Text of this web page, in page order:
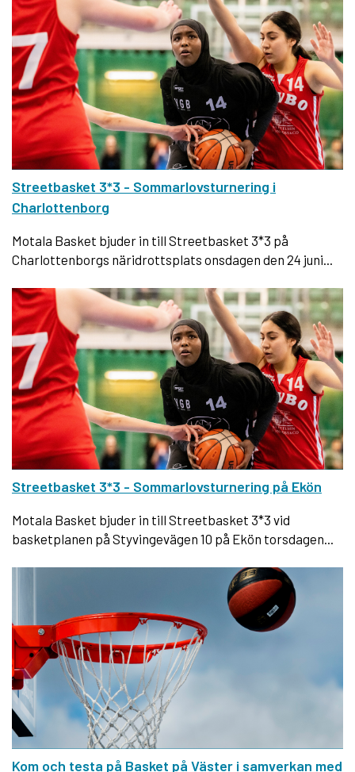
Streetbasket 3*3 - Sommarlovsturnering i
Charlottenborg
Motala Basket bjuder in till Streetbasket 3*3 på
Charlottenborgs näridrottsplats onsdagen den 24 juni...
Streetbasket 3*3 - Sommarlovsturnering på Ekön
Motala Basket bjuder in till Streetbasket 3*3 vid
basketplanen på Styvingevägen 10 på Ekön torsdagen...
Kom och testa på Basket på Väster i samverkan med